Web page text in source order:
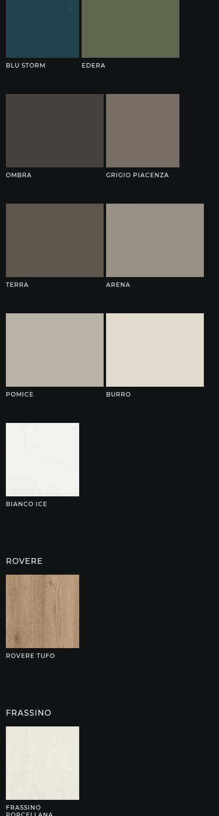
BLU STORM EDERA
OMBRA GRIGIO PIACENZA
TERRA ARENA
POMICE BURRO
BIANCO ICE
ROVERE
ROVERE TUFO
FRASSINO
FRASSINO